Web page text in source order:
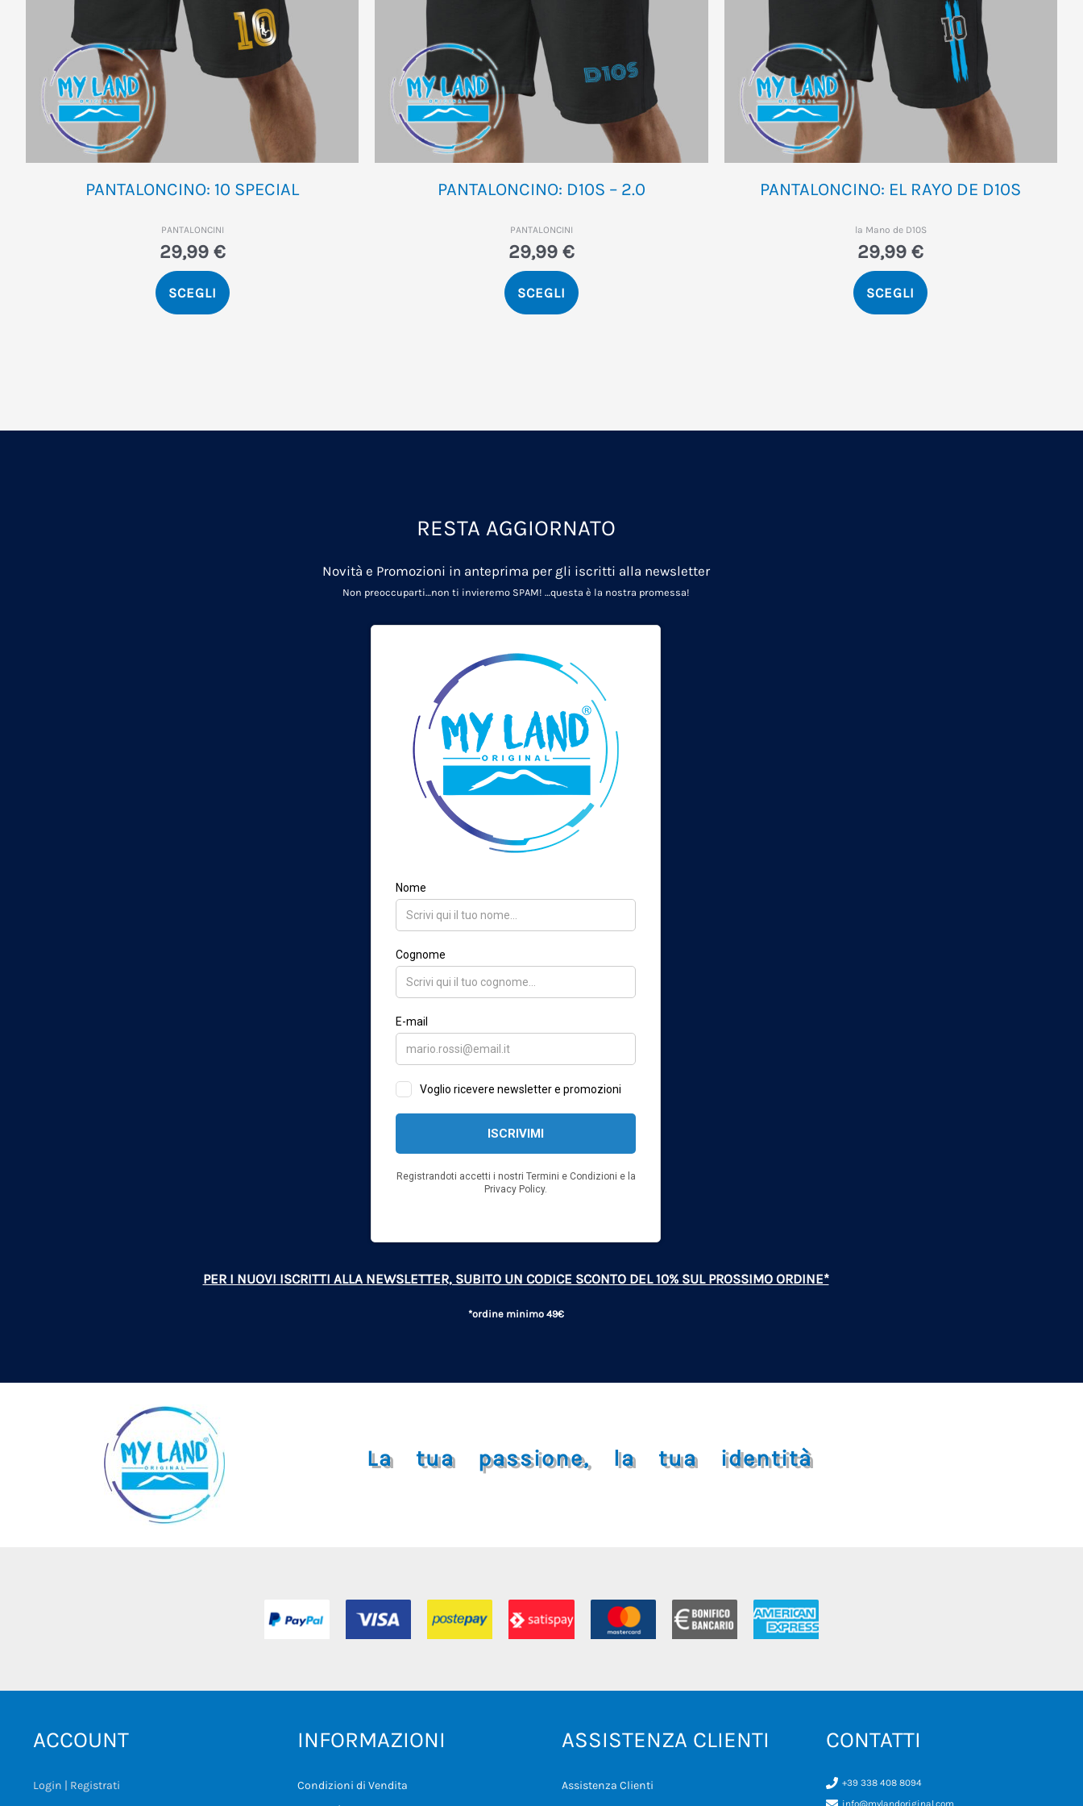
PANTALONCINO: 10 SPECIAL
PANTALONCINI
29,99 €
SCEGLI
del
prodotto
PANTALONCINO: D10S – 2.0
PANTALONCINI
29,99 €
SCEGLI
PANTALONCINO: EL RAYO DE D10S
la Mano de D10S
29,99€
SCEGLI
del
prodotto
RESTA AGGIORNATO
Novità e Promozioni in anteprima per gli iscritti alla newsletter
Non preoccuparti…non ti invieremo SPAM! …questa è la nostra promessa!
PER I NUOVI ISCRITTI ALLA NEWSLETTER, SUBITO UN CODICE SCONTO DEL 10% SUL PROSSIMO ORDINE*
*ordine minimo 49€
La tua passione, la tua identità
ACCOUNT
Login | Registrati
INFORMAZIONI
Condizioni di Vendita
ASSISTENZA CLIENTI
Assistenza Clienti
CONTATTI
+39 338 408 8094